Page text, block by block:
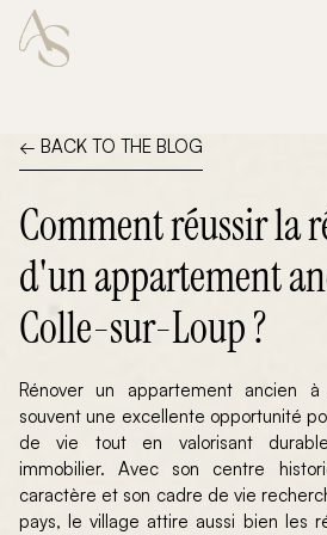
← BACK TO THE BLOG
Comment réussir la
d'un appartement
Colle-sur-Loup ?
Rénover un appartement ancien
souvent une excellente opportunité
de vie tout en valorisant
immobilier. Avec son centre
caractère et son cadre de vie
pays, le village attire aussi bien les